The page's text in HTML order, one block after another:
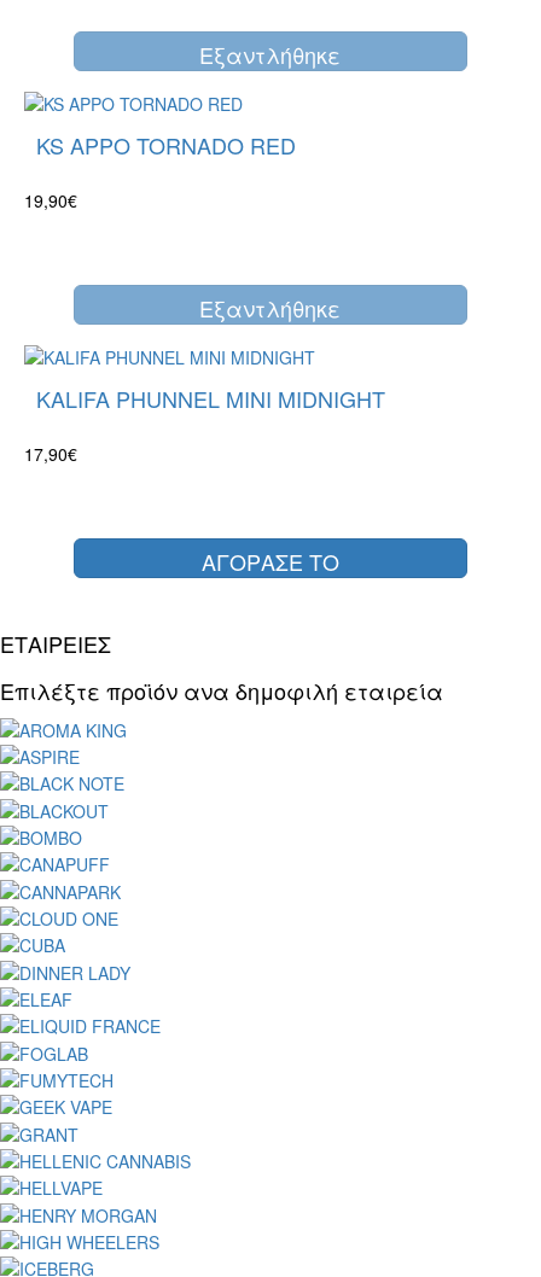
Eξαντλήθηκε
KS APPO TORNADO RED
19,90€
Eξαντλήθηκε
KALIFA PHUNNEL MINI MIDNIGHT
17,90€
ΑΓΟΡΑΣΕ ΤΟ
ΕΤΑΙΡΕΙΕΣ
Επιλέξτε προϊόν ανα δημοφιλή εταιρεία